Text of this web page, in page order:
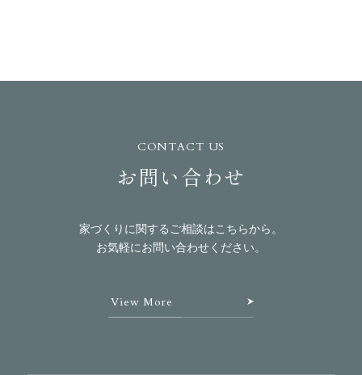
CONTACT US
お問い合わせ
家づくりに関するご相談はこちらから。
お気軽にお問い合わせください。
View More